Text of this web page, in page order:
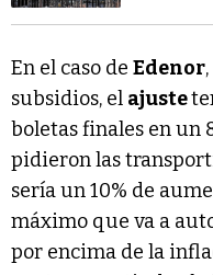
En el caso de Edenor
subsidios, el ajuste
boletas finales en un
pidieron las
sería un 10% de
máximo que va a
por encima de la